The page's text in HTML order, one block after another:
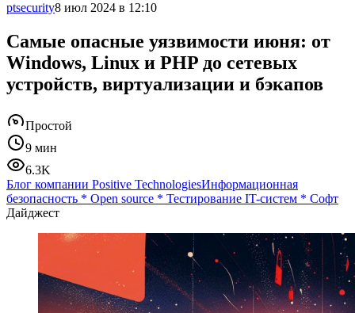
ptsecurity8 июл 2024 в 12:10
Cамые опасные уязвимости июня: от
Windows, Linux и PHP до сетевых
устройств, виртуализации и бэкапов
Простой
9 мин
6.3K
Блог компании Positive TechnologiesИнформационная
безопасность * Open source * Тестирование IT-систем * Софт
Дайджест